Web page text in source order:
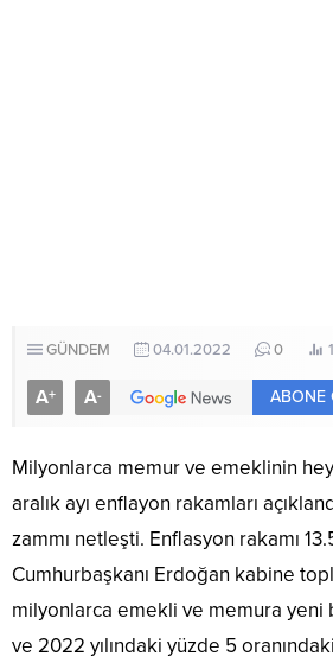
GÜNDEM 04.01.2022 0
A+ A- ABONE
Milyonlarca memur ve emeklinin
aralık ayı enflayon rakamları
zammı netleşti. Enflasyon rakamı
Cumhurbaşkanı Erdoğan kabine
milyonlarca emekli ve memura yeni
ve 2022 yılındaki yüzde 5